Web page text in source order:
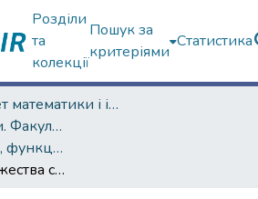
Розділи
та
колекції
Пошук за
критеріями
Статистика
Факультет математики і інформатики
Наукові збірники. Факультет математики і інформатики
Теория функций, функциональный анализ и их приложения (1965–1985 гг.)
О структуре множества специальных подклассов в решении одномерной и двумерной проблемы моментов